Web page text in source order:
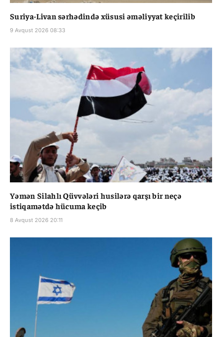
Suriya-Livan sərhədində xüsusi əməliyyat keçirilib
9 Avqust 2026 08:33
Yəmən Silahlı Qüvvələri husilərə qarşı bir neçə
istiqamətdə hücuma keçib
8 Avqust 2026 20:11